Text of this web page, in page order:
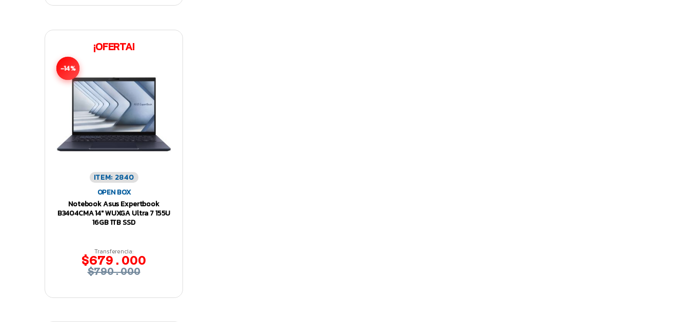
¡OFERTA!
-14%
ITEM: 2840
OPEN BOX
Notebook Asus Expertbook
B3404CMA 14″ WUXGA Ultra 7 155U
16GB 1TB SSD
Transferencia:
$679.000
$790.000